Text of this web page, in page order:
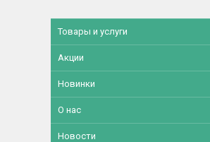
Товары и услуги
Акции
Новинки
О нас
Новости